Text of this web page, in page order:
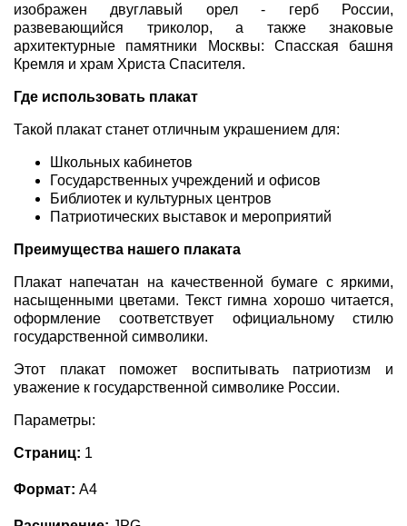
изображен двуглавый орел - герб России,
развевающийся триколор, а также знаковые
архитектурные памятники Москвы: Спасская башня
Кремля и храм Христа Спасителя.
Где использовать плакат
Такой плакат станет отличным украшением для:
Школьных кабинетов
Государственных учреждений и офисов
Библиотек и культурных центров
Патриотических выставок и мероприятий
Преимущества нашего плаката
Плакат напечатан на качественной бумаге с яркими,
насыщенными цветами. Текст гимна хорошо читается,
оформление соответствует официальному стилю
государственной символики.
Этот плакат поможет воспитывать патриотизм и
уважение к государственной символике России.
Параметры:
Страниц: 1
Формат: А4